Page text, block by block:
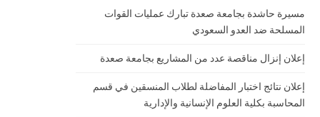
مسيرة حاشدة بجامعة صعدة تبارك عمليات القوات
المسلحة ضد العدو السعودي
إعلان إنزال مناقصة عدد من المشاريع بجامعة صعدة
إعلان نتائج اختبار المفاضلة لطلاب المنسقين في قسم
المحاسبة بكلية العلوم الإنسانية والإدارية